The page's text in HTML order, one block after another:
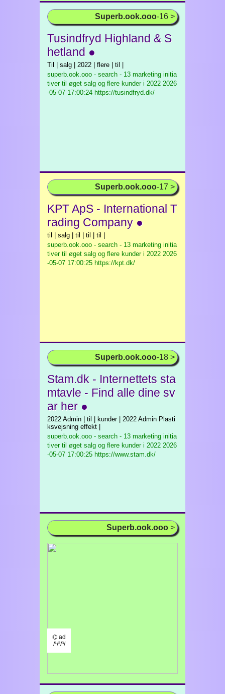
Superb.ook.ooo-16 >
Tusindfryd Highland & S
hetland ●
Til | salg | 2022 | flere | til |
superb.ook.ooo - search - 13 marketing initia
tiver til øget salg og flere kunder i 2022 2026
-05-07 17:00:24 https://tusindfryd.dk/
Superb.ook.ooo-17 >
KPT ApS - International T
rading Company ●
til | salg | til | til | til |
superb.ook.ooo - search - 13 marketing initia
tiver til øget salg og flere kunder i 2022 2026
-05-07 17:00:25 https://kpt.dk/
Superb.ook.ooo-18 >
Stam.dk - Internettets sta
mtavle - Find alle dine sv
ar her ●
2022 Admin | til | kunder | 2022 Admin Plasti
ksvejsning effekt |
superb.ook.ooo - search - 13 marketing initia
tiver til øget salg og flere kunder i 2022 2026
-05-07 17:00:25 https://www.stam.dk/
Superb.ook.ooo >
⌬ ad
/¹/²/³/